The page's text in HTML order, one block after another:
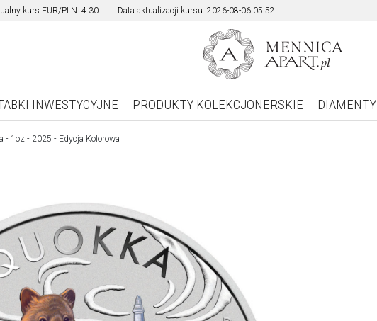
kurs EUR/PLN: 4.30 Data aktualizacji kursu: 2026-08-06 05:52
INWESTYCYJNE PRODUKTY KOLEKCJONERSKIE DIAMENTY
- 1oz - 2025 - Edycja Kolorowa